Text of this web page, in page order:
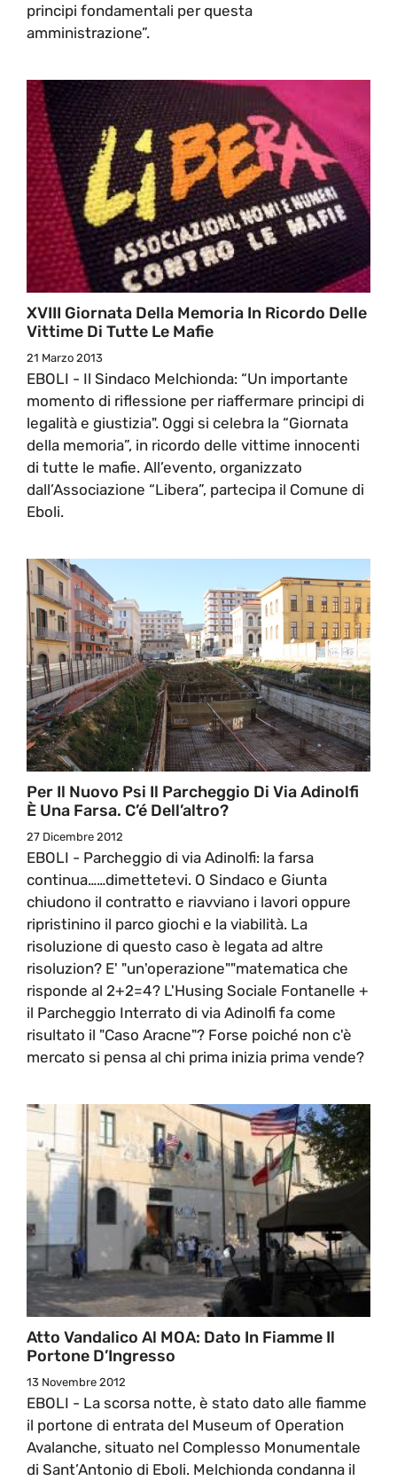
principi fondamentali per questa
amministrazione”.
XVIII Giornata Della Memoria In Ricordo Delle
Vittime Di Tutte Le Mafie
21 Marzo 2013
EBOLI - Il Sindaco Melchionda: “Un importante
momento di riflessione per riaffermare principi di
legalità e giustizia". Oggi si celebra la “Giornata
della memoria”, in ricordo delle vittime innocenti
di tutte le mafie. All’evento, organizzato
dall’Associazione “Libera”, partecipa il Comune di
Eboli.
Per Il Nuovo Psi Il Parcheggio Di Via Adinolfi
È Una Farsa. C’é Dell’altro?
27 Dicembre 2012
EBOLI - Parcheggio di via Adinolfi: la farsa
continua……dimettetevi. O Sindaco e Giunta
chiudono il contratto e riavviano i lavori oppure
ripristinino il parco giochi e la viabilità. La
risoluzione di questo caso è legata ad altre
risoluzion? E' "un'operazione""matematica che
risponde al 2+2=4? L'Husing Sociale Fontanelle +
il Parcheggio Interrato di via Adinolfi fa come
risultato il "Caso Aracne"? Forse poiché non c'è
mercato si pensa al chi prima inizia prima vende?
Atto Vandalico Al MOA: Dato In Fiamme Il
Portone D’Ingresso
13 Novembre 2012
EBOLI - La scorsa notte, è stato dato alle fiamme
il portone di entrata del Museum of Operation
Avalanche, situato nel Complesso Monumentale
di Sant’Antonio di Eboli. Melchionda condanna il